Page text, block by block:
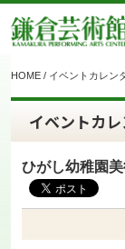
HOME / イベントカレン
イベントカ
ひがし幼稚園